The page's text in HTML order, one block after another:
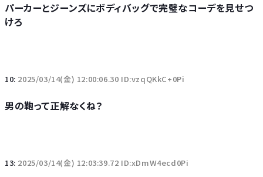
パーカーとジーンズにボディバッグで完璧なコーデを見せつ
けろ
10: 2025/03/14(金) 12:00:06.30 ID:vzqQKkC+0Pi
男の鞄って正解なくね？
13: 2025/03/14(金) 12:03:39.72 ID:xDmW4ecd0Pi